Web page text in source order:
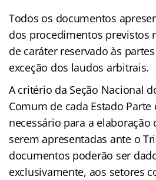
Todos os documentos
dos procedimentos previstos
de caráter reservado às
exceção dos laudos arbitrais.
A critério da Seção Nacional
Comum de cada Estado
necessário para a elaboração
serem apresentadas ante o
documentos poderão ser
exclusivamente, aos setores